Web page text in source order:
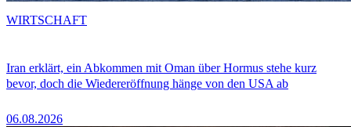
Iran erklärt, ein Abkommen mit Oman über Hormus stehe kurz
bevor, doch die Wiedereröffnung hänge von den USA ab
06.08.2026
WIRTSCHAFT